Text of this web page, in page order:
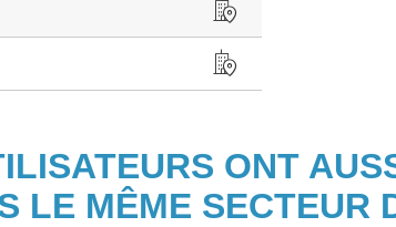
ONT
LE MÊME SECTEUR